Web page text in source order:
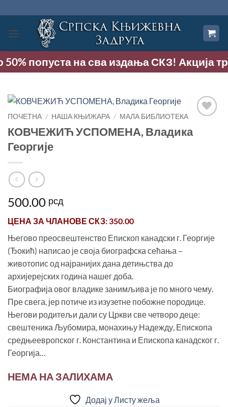
на
садржај
50% попуста на сва издања СКЗ! Акција
ПОЧЕТНА / НАША КЊИЖАРА / МАЛА БИБЛИОТЕКА
КОВЧЕЖИЋ УСПОМЕНА, Владика
Георгије
500.00 рсд
ЦЕНА ЗА ЧЛАНОВЕ СКЗ: 350.00
Његово преосвештенство Епископ канадски г. Георгије
(Ђокић) написао је своја биографска сећања –
животопис од најранијих дана детињства до
архијерејских година нашег доба.
Биографија овог владике занимљива је по много чему.
Пре свега, јер потиче из изузетне побожне породице.
Његови родитељи дали су Цркви све четворо деце:
свештеника Љубомира, монахињу Надежду, Епископа
средњеевропског г. Константина и Епископа канадског г.
Георгија…
НЕМА НА ЗАЛИХАМА
Додај у Листу жеља